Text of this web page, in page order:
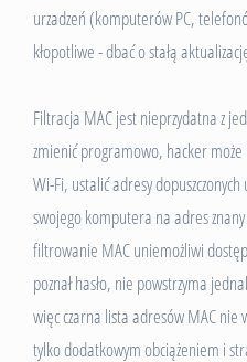
urzadzeń (komputerów PC,
kłopotliwe - dbać o stałą
Filtracja MAC jest nieprzydatna z
zmienić programowo, hacker może
Wi-Fi, ustalić adresy
swojego komputera na adres
filtrowanie MAC uniemożliwi
poznał hasło, nie powstrzyma
więc czarna lista adresów MAC nie
tylko dodatkowym obciążeniem i